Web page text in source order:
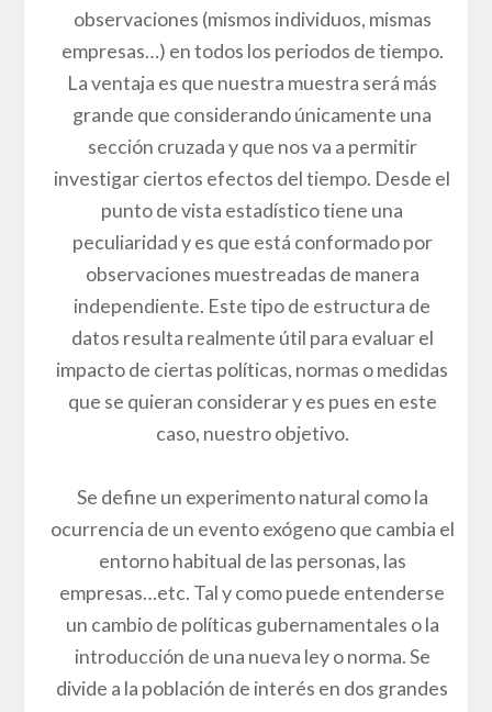
observaciones (mismos individuos, mismas
empresas…) en todos los periodos de tiempo.
La ventaja es que nuestra muestra será más
grande que considerando únicamente una
sección cruzada y que nos va a permitir
investigar ciertos efectos del tiempo. Desde el
punto de vista estadístico tiene una
peculiaridad y es que está conformado por
observaciones muestreadas de manera
independiente. Este tipo de estructura de
datos resulta realmente útil para evaluar el
impacto de ciertas políticas, normas o medidas
que se quieran considerar y es pues en este
caso, nuestro objetivo.
Se define un experimento natural como la
ocurrencia de un evento exógeno que cambia el
entorno habitual de las personas, las
empresas…etc. Tal y como puede entenderse
un cambio de políticas gubernamentales o la
introducción de una nueva ley o norma. Se
divide a la población de interés en dos grandes